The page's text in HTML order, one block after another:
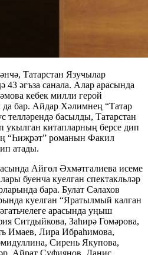
Татарстан Язучылар
43 әгъза санала. Алар арасында
кебек милли герой
да бар. Айдар Хәлимнең “Татар
телләрендә басылды, Татарстан
китапларның берсе дип
“Һиҗрәт” романын Факил
атады.
Айгөл Әхмәтгалиева исеме
буенча куелган спектакльләр
бара. Булат Сәлахов
куелган “Яратылмый калган
арасында уңыш
Ситдыйкова, Заһирә Гомәрова,
Имаев, Лира Ибраһимова,
Сирень Якупова,
Айрат Суфиянов, Данис